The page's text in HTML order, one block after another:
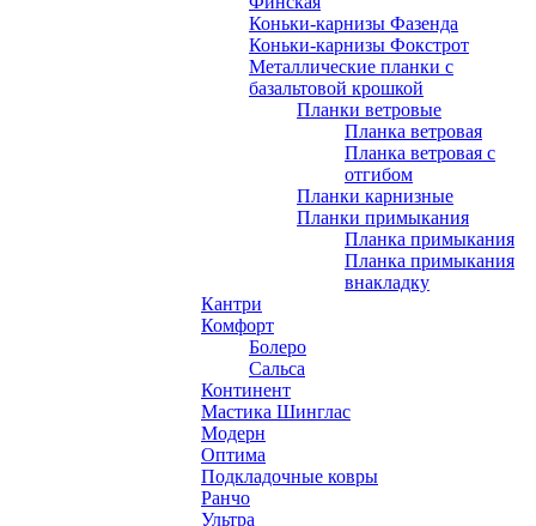
Коньки-карнизы Фазенда
Коньки-карнизы Фокстрот
Металлические планки с
базальтовой крошкой
Планки ветровые
Планка ветровая
Планка ветровая с
отгибом
Планки карнизные
Планки примыкания
Планка примыкания
Планка примыкания
внакладку
Кантри
Комфорт
Болеро
Сальса
Континент
Мастика Шинглас
Модерн
Оптима
Подкладочные ковры
Ранчо
Ультра